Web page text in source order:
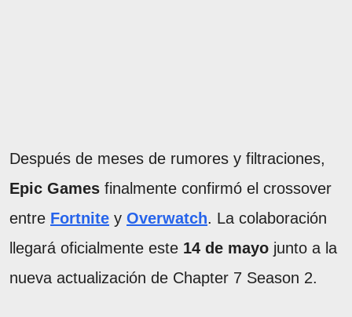
Después de meses de rumores y filtraciones,
Epic Games finalmente confirmó el crossover
entre Fortnite y Overwatch. La colaboración
llegará oficialmente este 14 de mayo junto a la
nueva actualización de Chapter 7 Season 2.